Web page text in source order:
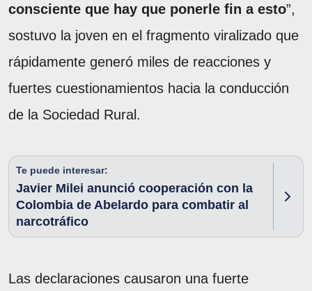
consciente que hay que ponerle fin a esto”,
sostuvo la joven en el fragmento viralizado que
rápidamente generó miles de reacciones y
fuertes cuestionamientos hacia la conducción
de la Sociedad Rural.
Te puede interesar:
Javier Milei anunció cooperación con la
Colombia de Abelardo para combatir al
narcotráfico
Las declaraciones causaron una fuerte